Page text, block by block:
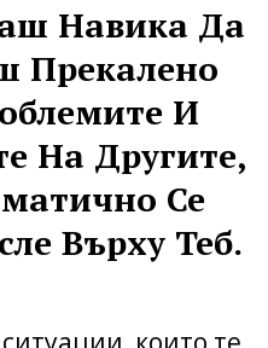
Навика Да
Прекалено
И
На Другите,
Се
Върху Теб.